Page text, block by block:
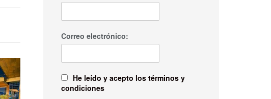
Correo electrónico:
He leído y acepto los términos y
condiciones